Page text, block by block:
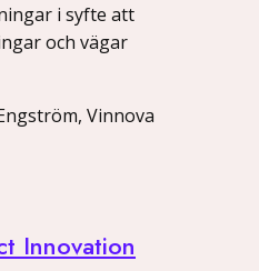
i syfte att
och vägar
Vinnova
Innovation